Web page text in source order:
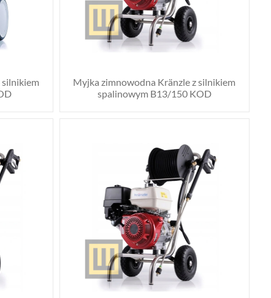
Myjka zimnowodna Kränzle z silnikiem
spalinowym B13/150 KOD